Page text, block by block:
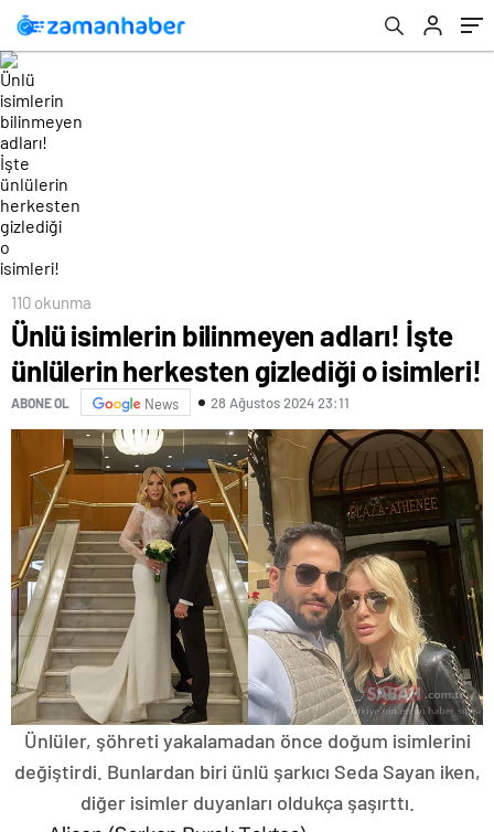
110 okunma
Ünlü isimlerin bilinmeyen adları! İşte
ünlülerin herkesten gizlediği o isimleri!
ABONE OL News 28 Ağustos 2024 23:11
Ünlüler, şöhreti yakalamadan önce doğum isimlerini
değiştirdi. Bunlardan biri ünlü şarkıcı Seda Sayan iken,
diğer isimler duyanları oldukça şaşırttı.